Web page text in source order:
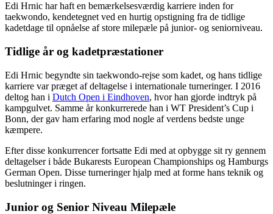
Edi Hrnic har haft en bemærkelsesværdig karriere inden for
taekwondo, kendetegnet ved en hurtig opstigning fra de tidlige
kadetdage til opnåelse af store milepæle på junior- og seniorniveau.
Tidlige år og kadetpræstationer
Edi Hrnic begyndte sin taekwondo-rejse som kadet, og hans tidlige
karriere var præget af deltagelse i internationale turneringer. I 2016
deltog han i Dutch Open i Eindhoven, hvor han gjorde indtryk på
kampgulvet. Samme år konkurrerede han i WT President’s Cup i
Bonn, der gav ham erfaring mod nogle af verdens bedste unge
kæmpere.
Efter disse konkurrencer fortsatte Edi med at opbygge sit ry gennem
deltagelser i både Bukarests European Championships og Hamburgs
German Open. Disse turneringer hjalp med at forme hans teknik og
beslutninger i ringen.
Junior og Senior Niveau Milepæle